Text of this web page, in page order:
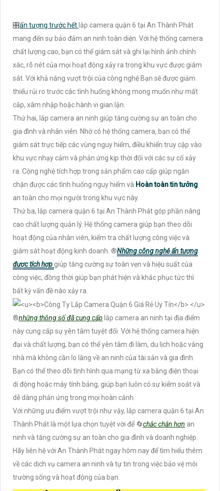
🎛ấn tượng trước hết lắp camera quận 6 tại An Thành Phát
mang đến sự bảo đảm an ninh toàn diện. Với hệ thống camera
chất lượng cao, bạn có thể giám sát và ghi lại hình ảnh chính
xác, rõ nét của mọi hoạt động xảy ra trong khu vực được giám
sát. Với khả năng vượt trội của công nghệ Bạn sẽ được giảm
thiểu rủi ro trước các tình huống không mong muốn như mất
cắp, xâm nhập hoặc hành vi gian lận.
Thứ hai, lắp camera an ninh giúp tăng cường sự an toàn cho
gia đình và nhân viên. Nhờ có hệ thống camera, bạn có thể
giám sát trực tiếp các vùng nguy hiểm, điều khiển truy cập vào
khu vực nhạy cảm và phản ứng kịp thời đối với các sự cố xảy
ra. Cộng nghệ tích hợp trong sản phẩm cao cấp giúp ngăn
chặn được các tình huống nguy hiểm và Hoàn toàn tin tưởng
an toàn cho mọi người trong khu vực này.
Thứ ba, lắp camera quận 6 tại An Thành Phát góp phần nâng
cao chất lượng quản lý. Hệ thống camera giúp bạn theo dõi
hoạt động của nhân viên, kiểm tra chất lượng công việc và
giám sát hoạt động kinh doanh. ®️Những công nghệ ấn tượng
được tích hợp giúp tăng cường sự toàn vẹn và hiệu suất của
công việc, đồng thời giúp bạn phát hiện và khắc phục tức thì
bất kỳ vấn đề nào xảy ra.
®️những thông số đã cung cấp lắp camera an ninh tại địa điểm
này cung cấp sự yên tâm tuyệt đối. Với hệ thống camera hiện
đại và chất lượng, bạn có thể yên tâm đi làm, du lịch hoặc vắng
nhà mà không cần lo lắng về an ninh của tài sản và gia đình.
Bạn có thể theo dõi tình hình qua mạng từ xa bằng điện thoại
di động hoặc máy tính bảng, giúp bạn luôn có sự kiểm soát và
dễ dàng phản ứng trong mọi hoàn cảnh.
Với những ưu điểm vượt trội như vậy, lắp camera quận 6 tại An
Thành Phát là một lựa chọn tuyệt vời để 🔄chắc chắn hơn an
ninh và tăng cường sự an toàn cho gia đình và doanh nghiệp.
Hãy liên hệ với An Thành Phát ngay hôm nay để tìm hiểu thêm
về các dịch vụ camera an ninh và tự tin trong việc bảo vệ môi
trường sống và hoạt động của bạn.